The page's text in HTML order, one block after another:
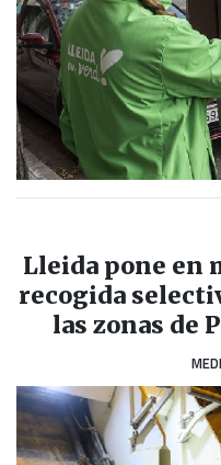
Lleida pone en
recogida
las zonas de